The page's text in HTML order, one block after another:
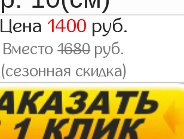
Цена 1400 руб.
Вместо1680руб.
(сезонная скидка)